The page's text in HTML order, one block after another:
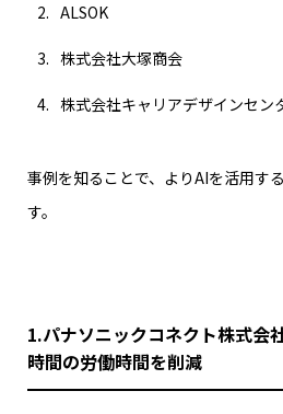
ALSOK
株式会社大塚商会
株式会社キャリアデザインセン
事例を知ることで、よりAIを活用す
す。
1.パナソニックコネクト株式会
時間の労働時間を削減